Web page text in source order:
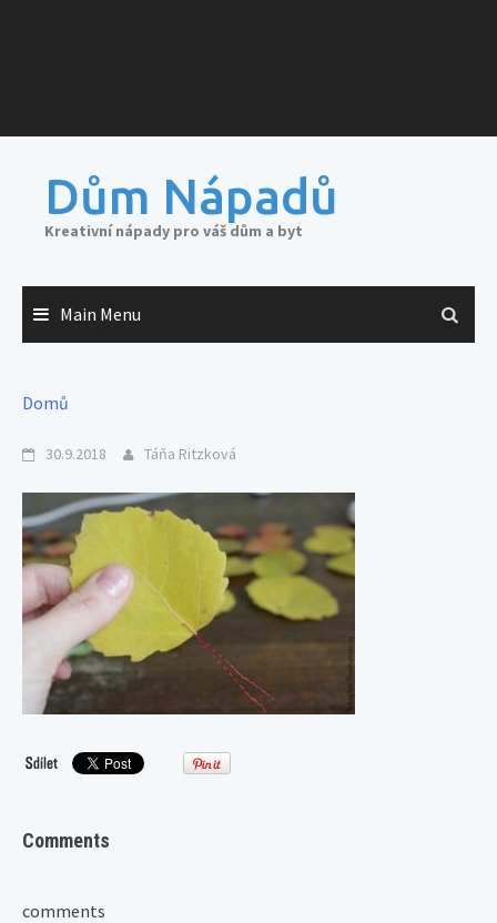
Dům Nápadů
Kreativní nápady pro váš dům a byt
Main Menu
Domů
30.9.2018 Táňa Ritzková
Comments
comments